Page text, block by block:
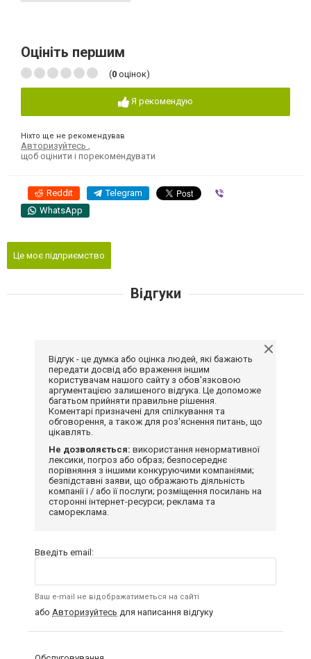
Оцініть першим
(0 оцінок)
Я рекомендую
Ніхто ще не рекомендував
Авторизуйтесь
щоб оцінити і порекомендувати
Reddit Telegram
WhatsApp
Це моє підприємство
Відгуки
Відгук - це думка або оцінка людей, які бажають
передати досвід або враження іншим
користувачам нашого сайту з обов'язковою
аргументацією залишеного відгука. Це допоможе
багатьом прийняти правильне рішення.
Коментарі призначені для спілкування та
обговорення, а також для роз'яснення питань, що
цікавлять.
Не дозволяється: використання ненормативної
лексики, погроз або образ; безпосереднє
порівняння з іншими конкуруючими компаніями;
безпідставні заяви, що ображають діяльність
компанії і / або її послуги; розміщення посилань на
сторонні інтернет-ресурси; реклама та
самореклама.
Введіть email:
Ваш e-mail не відображатиметься на сайті
або Авторизуйтесь для написання відгуку